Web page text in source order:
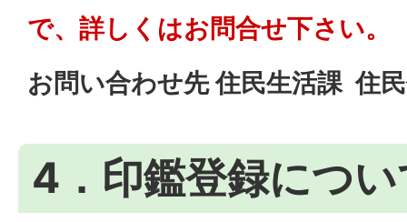
で、詳しくはお問合せ下さい。
お問い合わせ先 住民生活課 住
4．印鑑登録につ